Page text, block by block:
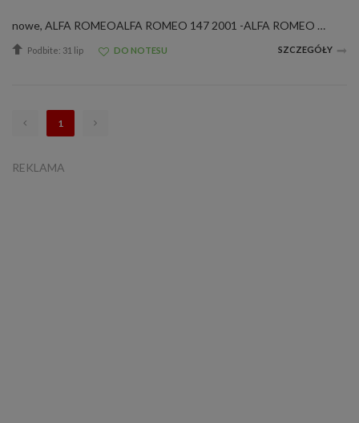
nowe, ALFA ROMEOALFA ROMEO 147 2001 -ALFA ROMEO 147 1.9 JTD 74KW 101KMALFA ROMEO 147 1.9 JTD 85KW 115KMALFA ROMEO 156 1997 - 2000ALFA ROMEO 156 1.9 JTD 77KW 105KMALFA ROMEO 156 2.4 JTD 100KW 136KMALFA ROMEO 166 2000 -ALFA ROMEO 166 2.4 JTD 103KW 140KMA...
Podbite: 31 lip DO NOTESU SZCZEGÓŁY
1
REKLAMA